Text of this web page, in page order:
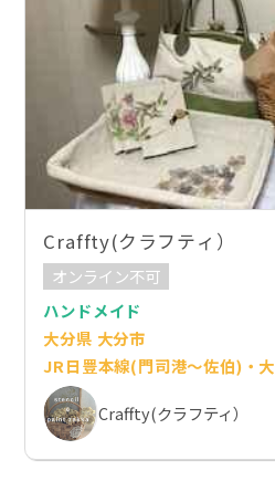
Craffty(クラフティ）
オンライン不可
ハンドメイド
大分県 大分市
JR日豊本線(門司港～佐伯)・
Craffty(クラフティ）